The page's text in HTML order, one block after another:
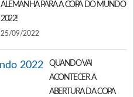
ALEMANHA PARA A COPA DO MUNDO
2022!
25/09/2022
QUANDO VAI
ACONTECER A
ABERTURA DA COPA